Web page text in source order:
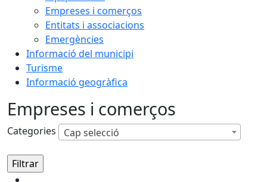
Empreses i comerços
Entitats i associacions
Emergències
Informació del municipi
Turisme
Informació geogràfica
Empreses i comerços
Categories Cap selecció